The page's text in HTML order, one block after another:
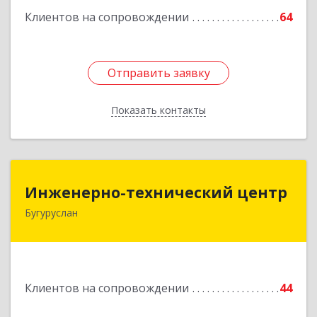
Клиентов на сопровождении 64
Отправить заявку
Показать контакты
Отправить заявку
Назад
Инженерно-технический центр
Бугуруслан
Клиентов на сопровождении 44
Инженерно-технический центр
461633, Оренбургская обл, Бугуруслан г,